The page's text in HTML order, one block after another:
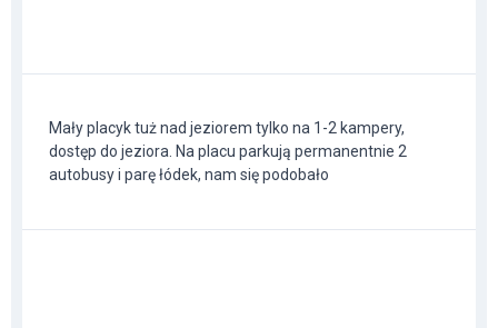
Mały placyk tuż nad jeziorem tylko na 1-2 kampery,
dostęp do jeziora. Na placu parkują permanentnie 2
autobusy i parę łódek, nam się podobało